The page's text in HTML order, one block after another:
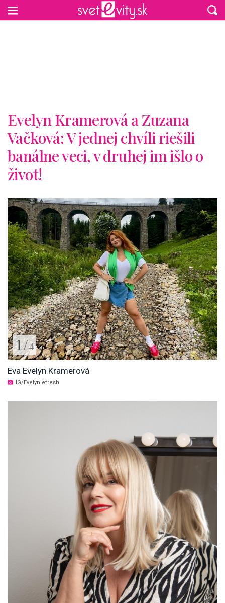
Evelyn Kramerová a Zuzana
Vačková: V jednej chvíli riešili
banálne veci, v druhej im išlo o
život!
1/4
Eva Evelyn Kramerová
IG/Evelynjefresh